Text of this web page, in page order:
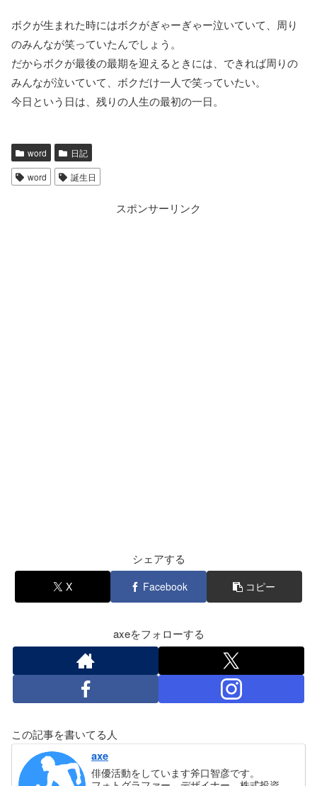
ボクが生まれた時にはボクがぎゃーぎゃー泣いていて、周り
のみんなが笑っていたんでしょう。
だからボクが最後の最期を迎えるときには、できれば周りの
みんなが泣いていて、ボクだけ一人で笑っていたい。
今日という日は、残りの人生の最初の一日。
word 日記
word 誕生日
スポンサーリンク
シェアする
X Facebook コピー
axeをフォローする
この記事を書いてる人
axe
俳優活動をしています斧口智彦です。